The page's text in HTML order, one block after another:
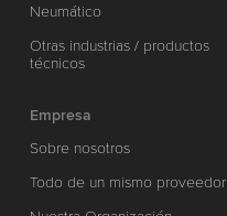
Neumático
Otras industrias / productos
técnicos
Empresa
Sobre nosotros
Todo de un mismo proveedor